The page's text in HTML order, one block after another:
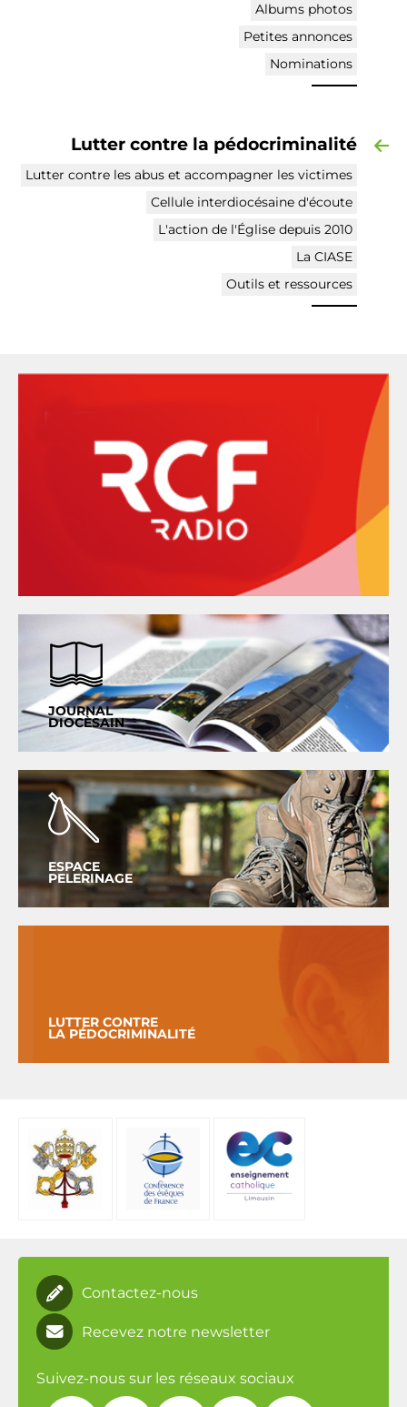
Albums photos
Petites annonces
Nominations
Lutter contre la pédocriminalité
Lutter contre les abus et accompagner les victimes
Cellule interdiocésaine d'écoute
L'action de l'Église depuis 2010
La CIASE
Outils et ressources
JOURNAL
DIOCÈSAIN
ESPACE
PELERINAGE
LUTTER CONTRE
LA PÉDOCRIMINALITÉ
Contactez-nous
Recevez notre newsletter
Suivez-nous sur les réseaux sociaux